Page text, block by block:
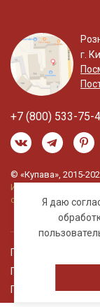
Я даю
г.
+7 (800) 533-75-
© «Купава», 2015-
Информация на
офертой.
Правовая
Политика